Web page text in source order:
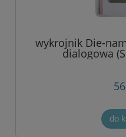
wykrojnik Die-
dialogowa
do